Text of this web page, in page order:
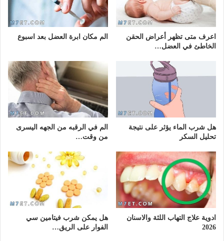
اعرف متى تظهر أعراض الحقن
الخاطئ في العضل…
الم مكان ابرة العضل بعد اسبوع
هل شرب الماء يؤثر على نتيجة
تحليل السكر
الم في الرقبه من الجهه اليسرى
من وقت…
ادوية علاج التهاب اللثة والاسنان
2026
هل يمكن شرب فيتامين سي
الفوار على الريق…